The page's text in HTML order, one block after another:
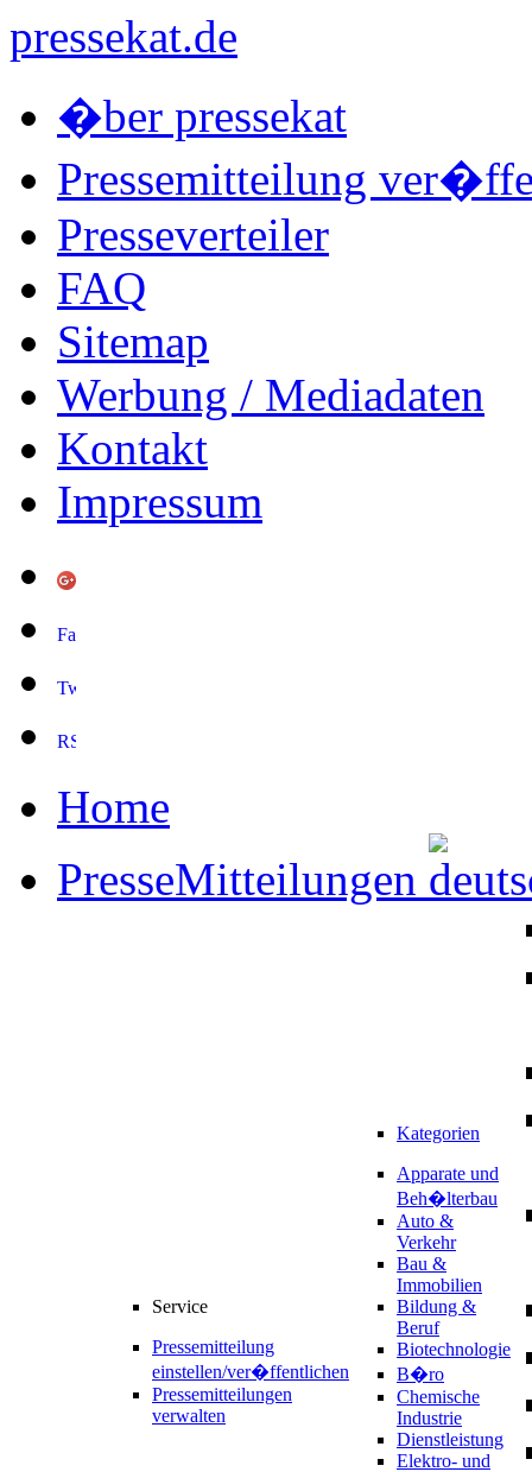
pressekat.de
�ber pressekat
Pressemitteilung
Presseverteiler
FAQ
Sitemap
Werbung / Mediadaten
Kontakt
Impressum
Home
PresseMitteilungen
Service
Pressemitteilung
einstellen/ver�ffentlichen
Pressemitteilungen
verwalten
Kategorien
Apparate und
Beh�lterbau
Auto &
Verkehr
Bau &
Immobilien
Bildung &
Beruf
Biotechnologie
B�ro
Chemische
Industrie
Dienstleistung
Elektro- und